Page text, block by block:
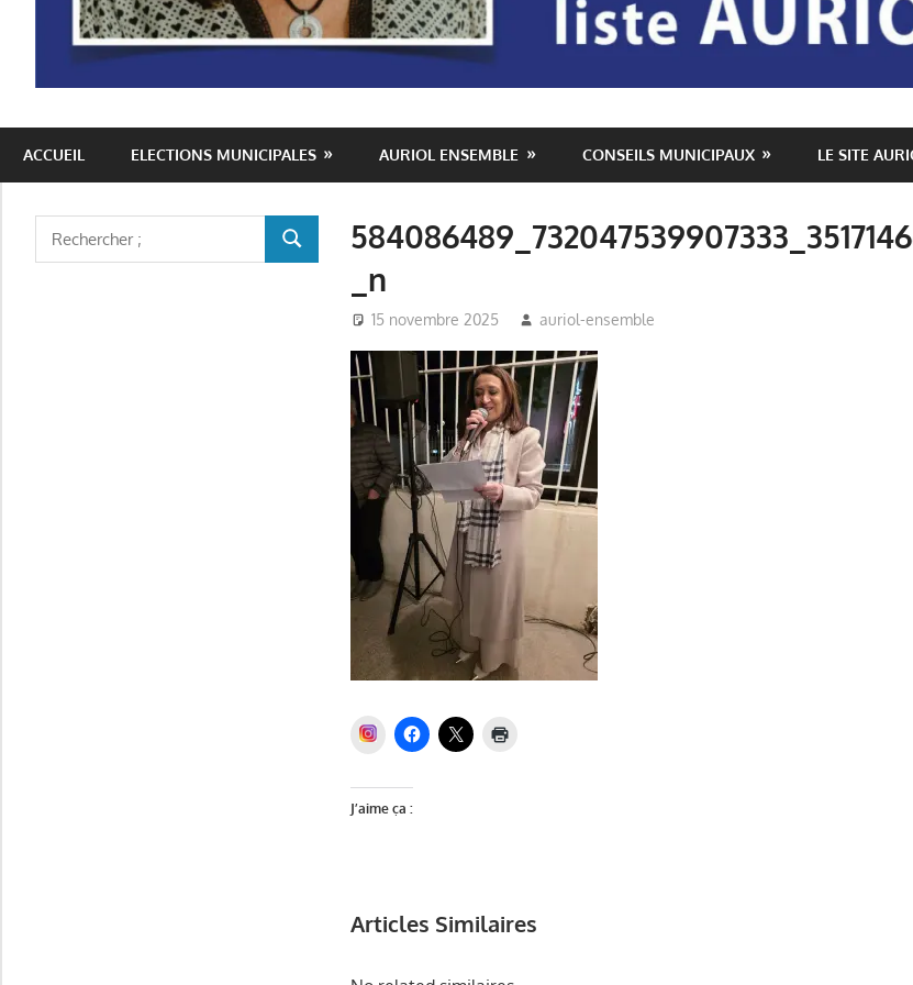
Auriol
Ensemble
ACCUEIL ELECTIONS MUNICIPALES AURIOL ENSEMBLE CONSEILS MUNICIPAUX LE SITE
_n
15 novembre 2025 auriol-ensemble
INSTAGRAM
J’aime ça :
Articles Similaires
RECHERCHER